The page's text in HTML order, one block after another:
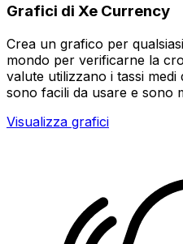
Grafici di Xe Currency
Crea un grafico per
mondo per verificarne la
valute utilizzano i tassi
sono facili da usare e sono
Visualizza grafici